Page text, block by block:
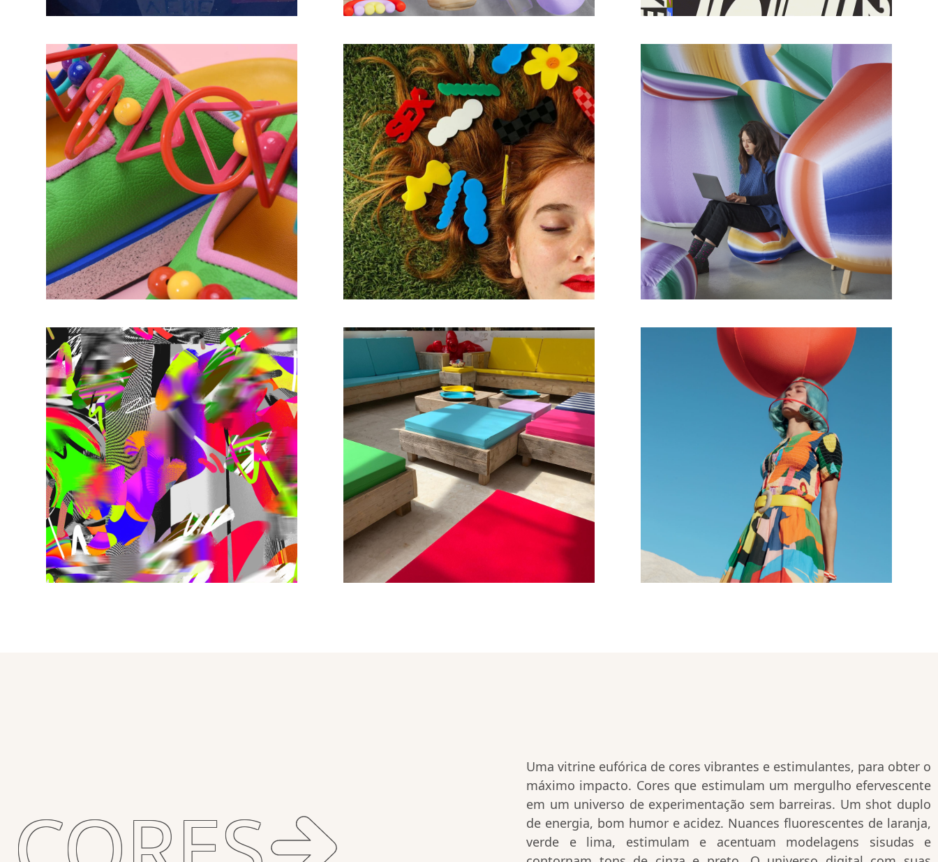
Uma vitrine eufórica de cores vibrantes e estimulantes, para obter o
máximo impacto. Cores que estimulam um mergulho efervescente
em um universo de experimentação sem barreiras. Um shot duplo
de energia, bom humor e acidez. Nuances fluorescentes de laranja,
verde e lima, estimulam e acentuam modelagens sisudas e